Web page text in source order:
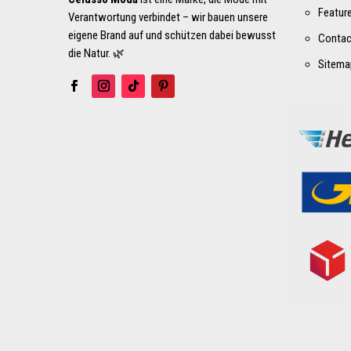
Verantwortung verbindet – wir bauen unsere
eigene Brand auf und schützen dabei bewusst
die Natur. 🌿